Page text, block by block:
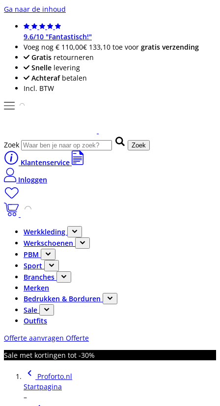
Ga naar de inhoud
9.6/10 "Fantastisch!"
Voeg nog € 110,00€ 133,10 toe voor gratis verzending
Gratis retourneren
Snelle levering
Achterafbetalen
Incl. BTW
Zoek Zoek
Klantenservice
Inloggen
Werkkleding
Werkschoenen
PBM
Sport
Branches
Merken
Bedrukken & Borduren
Sale
Outfits
Offerte aanvragen Offerte
Sale met kortingen tot -30%
Proforto.nl
Startpagina
–